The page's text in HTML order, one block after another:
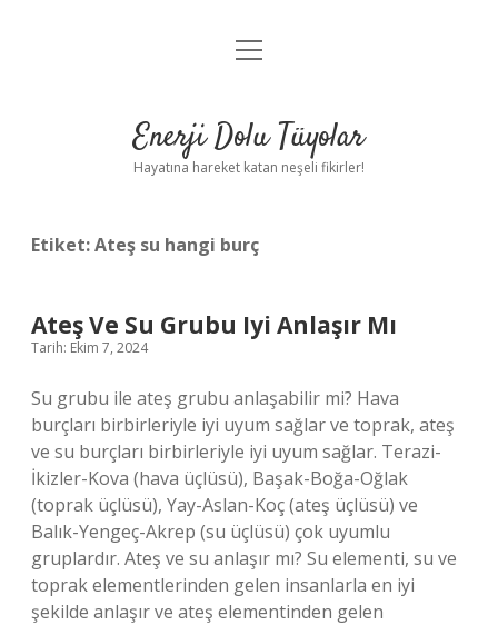
Anasayfa
Yasal Uyarı
menüyü
Enerji Dolu Tüyolar
Hayatına hareket katan neşeli fikirler!
Etiket:Ateş su hangi burç
Ateş Ve Su Grubu Iyi Anlaşır Mı
Tarih: Ekim 7, 2024
Su grubu ile ateş grubu anlaşabilir mi? Hava
burçları birbirleriyle iyi uyum sağlar ve toprak, ateş
ve su burçları birbirleriyle iyi uyum sağlar. Terazi-
İkizler-Kova (hava üçlüsü), Başak-Boğa-Oğlak
(toprak üçlüsü), Yay-Aslan-Koç (ateş üçlüsü) ve
Balık-Yengeç-Akrep (su üçlüsü) çok uyumlu
gruplardır. Ateş ve su anlaşır mı? Su elementi, su ve
toprak elementlerinden gelen insanlarla en iyi
şekilde anlaşır ve ateş elementinden gelen